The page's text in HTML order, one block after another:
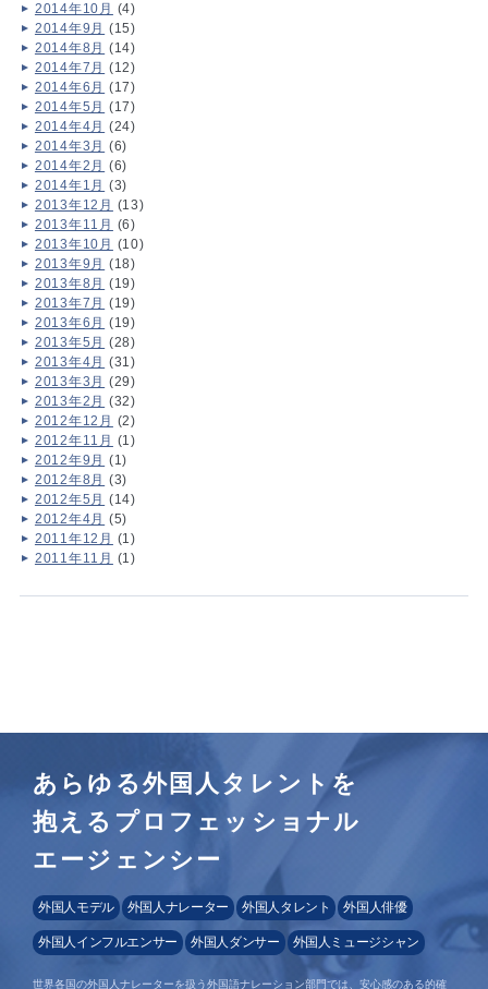
2014年10月 (4)
2014年9月 (15)
2014年8月 (14)
2014年7月 (12)
2014年6月 (17)
2014年5月 (17)
2014年4月 (24)
2014年3月 (6)
2014年2月 (6)
2014年1月 (3)
2013年12月 (13)
2013年11月 (6)
2013年10月 (10)
2013年9月 (18)
2013年8月 (19)
2013年7月 (19)
2013年6月 (19)
2013年5月 (28)
2013年4月 (31)
2013年3月 (29)
2013年2月 (32)
2012年12月 (2)
2012年11月 (1)
2012年9月 (1)
2012年8月 (3)
2012年5月 (14)
2012年4月 (5)
2011年12月 (1)
2011年11月 (1)
あらゆる外国人タレントを
抱えるプロフェッショナル
エージェンシー
外国人モデル 外国人ナレーター 外国人タレント 外国人俳優
外国人インフルエンサー 外国人ダンサー 外国人ミュージシャン
世界各国の外国人ナレーターを扱う外国語ナレーション部門では、安心感のある的確